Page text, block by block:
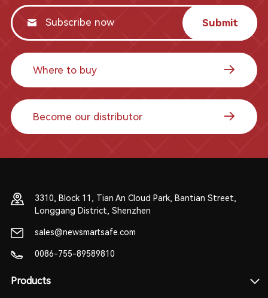
Submit
Where to buy
Become our distributor
3310, Block 11, Tian An Cloud Park, Bantian Street,
Longgang District, Shenzhen
sales@newsmartsafe.com
0086-755-89589810
Products